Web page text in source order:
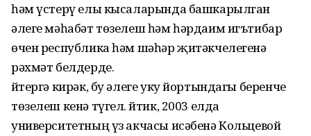
һәм үстерү елы кысаларында башкарылган
әлеге мәһабәт төзелеш һәм һәрдаим игътибар
өчен республика һәм шәһәр җитәкчелегенә
рәхмәт белдерде.
Әйтергә кирәк, бу әлеге уку йортындагы беренче
төзелеш кенә түгел. Әйтик, 2003 елда
университетның үз акчасы исәбенә Кольцевой